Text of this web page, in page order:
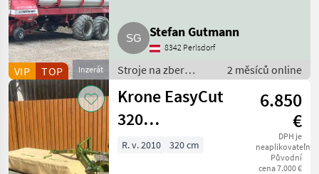
Inzerát
VIP TOP
Stefan Gutmann
8342 Perlsdorf
Stroje na zber
objemových krmív /
Zberaci prívesný
voz
2 měsíců online
Krone EasyCut
320
Scheibenmähwerk
6.850
€
DPH je
neaplikovateľné
Původní
cena 7.000 €
R. v. 2010 320 cm